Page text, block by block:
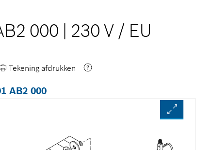
000 | 230 V / EU
Tekening afdrukken
AB2 000